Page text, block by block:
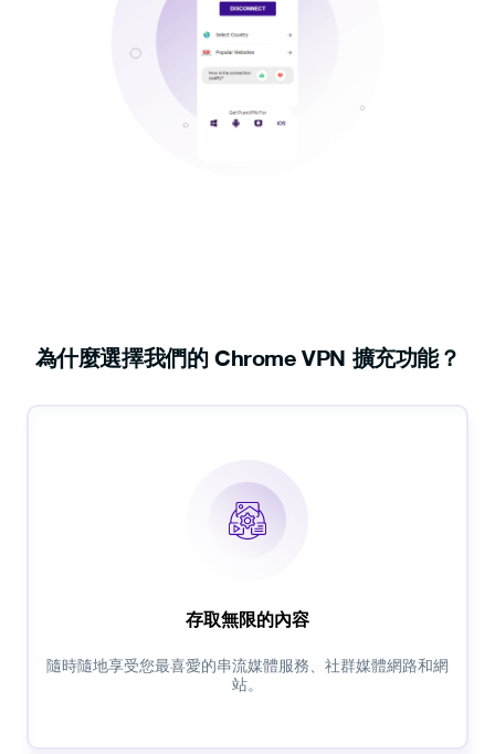
為什麼選擇我們的 Chrome VPN 擴充功能？
存取無限的內容
隨時隨地享受您最喜愛的串流媒體服務、社群媒體網路和網
站。